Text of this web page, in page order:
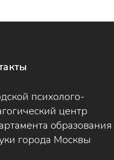
психолого-
центр
образования
города Москвы